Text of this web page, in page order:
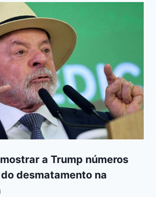
a Trump números
desmatamento na